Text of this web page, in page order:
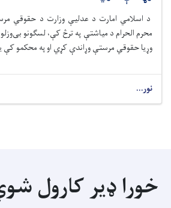
د اسلامي امارت د عدلیې وزارت د حقوقي
محرم الحرام د میاشتې په ترڅ کې، لسګونو بی‌وزلو
وړیا حقوقي مرستې وړاندې کړي او په محکمو
نور...
خورا ډیر کارول